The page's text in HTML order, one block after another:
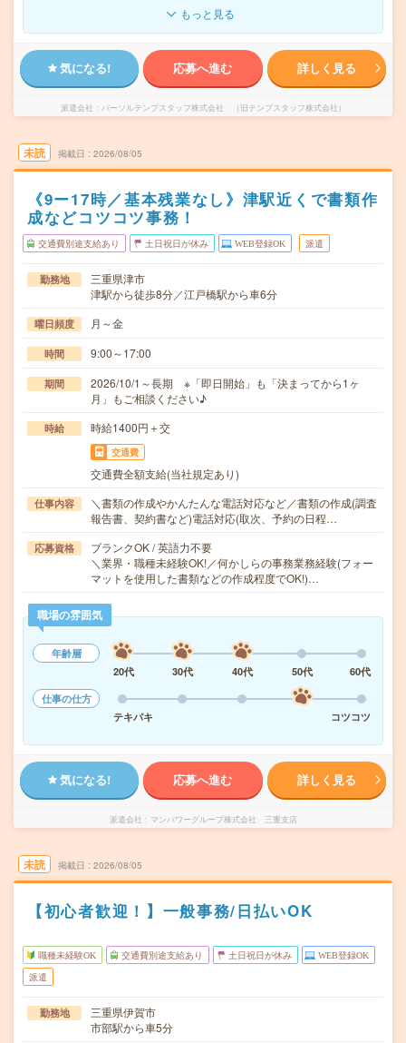
もっと見る
気になる! 応募へ進む 詳しく見る
派遣会社 パーソルテンプスタッフ株式会社 （旧テンプスタッフ株式会社）
未読 掲載日 2026/08/05
《9ー17時／基本残業なし》津駅近くで書類作
成などコツコツ事務！
交通費別途支給あり 土日祝日が休み WEB登録OK 派遣
勤務地
三重県津市
津駅から徒歩8分／江戸橋駅から車6分
曜日頻度 月～金
時間 9:00～17:00
期間
2026/10/1～長期 ※「即日開始」も「決まってから1ヶ
月」もご相談ください♪
時給 時給1400円＋交
交通費
交通費全額支給(当社規定あり)
仕事内容
＼書類の作成やかんたんな電話対応など／書類の作成(調査
報告書、契約書など)電話対応(取次、予約の日程…
応募資格
ブランクOK / 英語力不要
＼業界・職種未経験OK!／何かしらの事務業務経験(フォー
マットを使用した書類などの作成程度でOK!)…
職場の雰囲気
年齢層
20代
30代 40代 50代
60代
仕事の仕方
テキパキ
コツコツ
気になる! 応募へ進む 詳しく見る
派遣会社 マンパワーグループ株式会社 三重支店
未読 掲載日 2026/08/05
【初心者歓迎！】一般事務/日払いOK
職種未経験OK 交通費別途支給あり 土日祝日が休み WEB登録OK
派遣
勤務地
三重県伊賀市
市部駅から車5分